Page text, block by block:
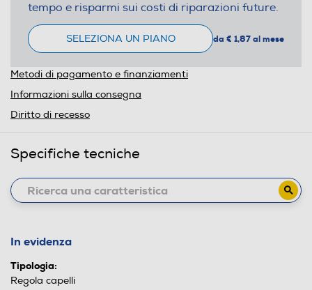
tempo e risparmi sui costi di riparazioni future.
SELEZIONA UN PIANO da € 1,87 al mese
Metodi di pagamento e finanziamenti
Informazioni sulla consegna
Diritto di recesso
Specifiche tecniche
In evidenza
Tipologia:
Regola capelli